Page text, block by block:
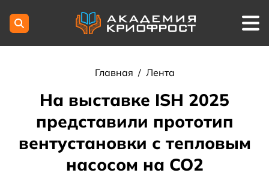
Главная / Лента
На выставке ISH 2025
представили прототип
вентустановки с тепловым
насосом на CO2